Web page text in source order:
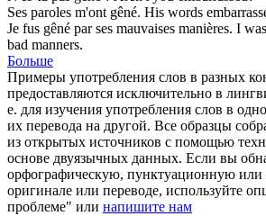
Ses paroles m'ont gêné. His words
Je fus gêné par ses mauvaises manières. I was
bad manners.
Больше
Примеры употребления слов в разных
предоставляются исключительно в
е. для изучения употребления слов в
их перевода на другой. Все образцы
из открытых источников с помощью
основе двуязычных данных. Если вы
орфографическую, пунктуационную
оригинале или переводе, используйте
проблеме" или напишите нам